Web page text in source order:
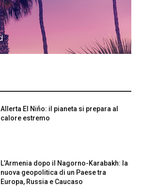
Allerta El Niño: il pianeta si prepara al
calore estremo
L’Armenia dopo il Nagorno-Karabakh: la
nuova geopolitica di un Paese tra
Europa, Russia e Caucaso